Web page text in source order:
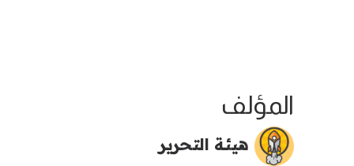
المؤلف
هيئة التحرير